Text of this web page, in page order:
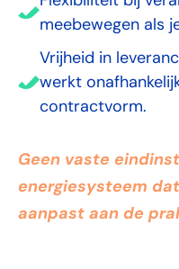
meebewegen als
Vrijheid in
werkt
contractvorm.
Geen vaste
energiesysteem
aanpast aan de